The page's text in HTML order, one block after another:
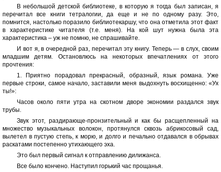
В небольшой детской библиотеке, в которую я тогда был записан, я
перечитал все книги тетралогии, да еще и не по одному разу. Это,
помнится, настолько поразило библиотекаршу, что она отметила этот факт
в характеристике читателя (т.е. меня). На кой шут нужна была эта
характеристика – уж не помню, не спрашивайте.
И вот я, в очередной раз, перечитал эту книгу. Теперь — в слух, своим
младшим детям. Остановлюсь на некоторых впечатлениях от этого
прочтения:
1. Приятно порадовал прекрасный, образный, язык романа. Уже
первые строки, самое начало, заставили меня выдохнуть восхищенно: «Ух
ты!»:
Часов около пяти утра на скотном дворе экономии раздался звук
трубы.
Звук этот, раздирающе-пронзительный и как бы расщепленный на
множество музыкальных волокон, протянулся сквозь абрикосовый сад,
вылетел в пустую степь, к морю, и долго и печально отдавался в обрывах
раскатами постепенно утихающего эха.
Это был первый сигнал к отправлению дилижанса.
Все было кончено. Наступил горький час прощанья.